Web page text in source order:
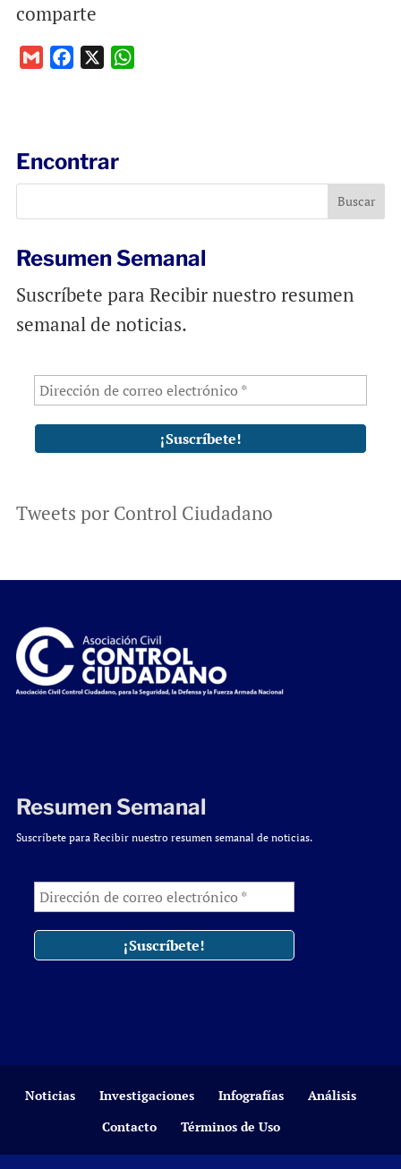
comparte
o
k
p
Encontrar
Resumen Semanal
Suscríbete para Recibir nuestro resumen
semanal de noticias.
Tweets por Control Ciudadano
Resumen Semanal
Suscríbete para Recibir nuestro resumen semanal de noticias.
Noticias Investigaciones Infografías
Análisis
Contacto
Términos de Uso